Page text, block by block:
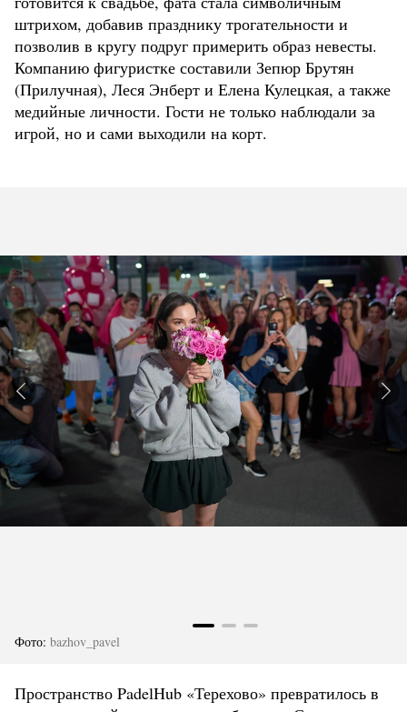
штрихом, добавив празднику трогательности и
позволив в кругу подруг примерить образ невесты.
Компанию фигуристке составили Зепюр Брутян
(Прилучная), Леся Энберт и Елена Кулецкая, а также
медийные личности. Гости не только наблюдали за
игрой, но и сами выходили на корт.
Фото: bazhov_pavel
Пространство PadelHub «Терехово» превратилось в